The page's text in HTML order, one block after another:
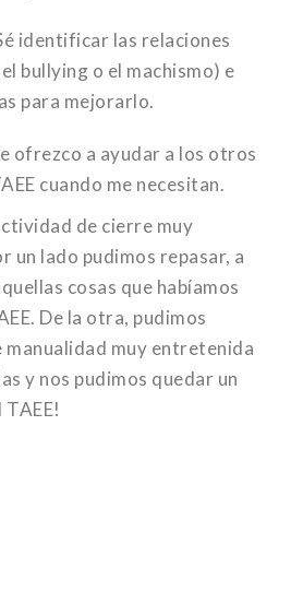
identificar las relaciones
bullying o el machismo) e
para mejorarlo.
ofrezco a ayudar a los otros
cuando me necesitan.
de cierre muy
un lado pudimos repasar, a
cosas que habíamos
De la otra, pudimos
manualidad muy entretenida
y nos pudimos quedar un